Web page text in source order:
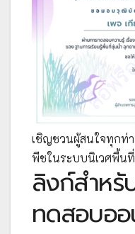
เชิญชวนผู้สนใจทุกท่
พืชในระบบนิเวศพื้น
ลิงก์สำหรั
ทดสอบออ